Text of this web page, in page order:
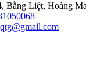
Bằng Liệt, Hoàng